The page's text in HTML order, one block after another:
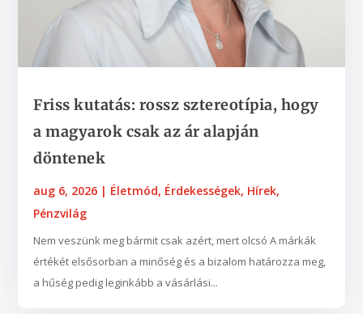
Friss kutatás: rossz sztereotípia, hogy
a magyarok csak az ár alapján
döntenek
aug 6, 2026 | Életmód, Érdekességek, Hírek,
Pénzvilág
Nem veszünk meg bármit csak azért, mert olcsó A márkák
értékét elsősorban a minőség és a bizalom határozza meg,
a hűség pedig leginkább a vásárlási...